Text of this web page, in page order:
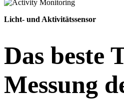
Licht- und Aktivitätssensor
Das beste
Messung